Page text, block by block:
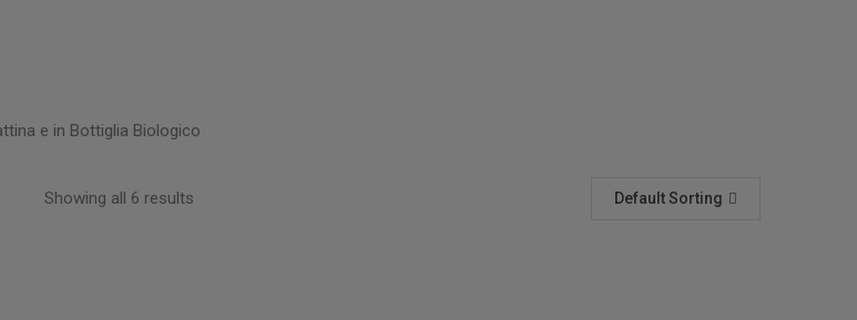
e in Bottiglia Biologico
Showing all 6 results Default Sorting